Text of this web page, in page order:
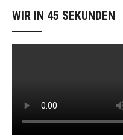
WIR IN 45 SEKUNDEN